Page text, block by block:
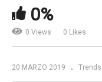
Educazione
Economist
0%
0 Views 0 Likes
20 MARZO 2019 Trends